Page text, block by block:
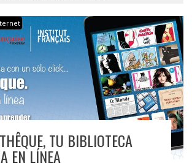
TU BIBLIOTECA
EN LÍNEA